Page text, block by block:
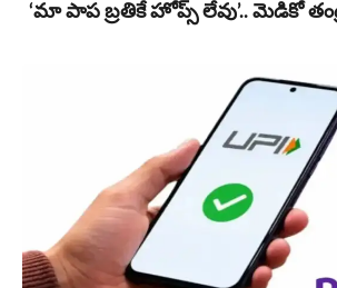
‘మా పాప బ్రతికే హోప్స్ లేవు’.. మెడికో